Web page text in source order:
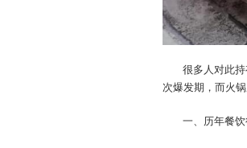
很多人对此
次爆发期，而火
一、历年餐